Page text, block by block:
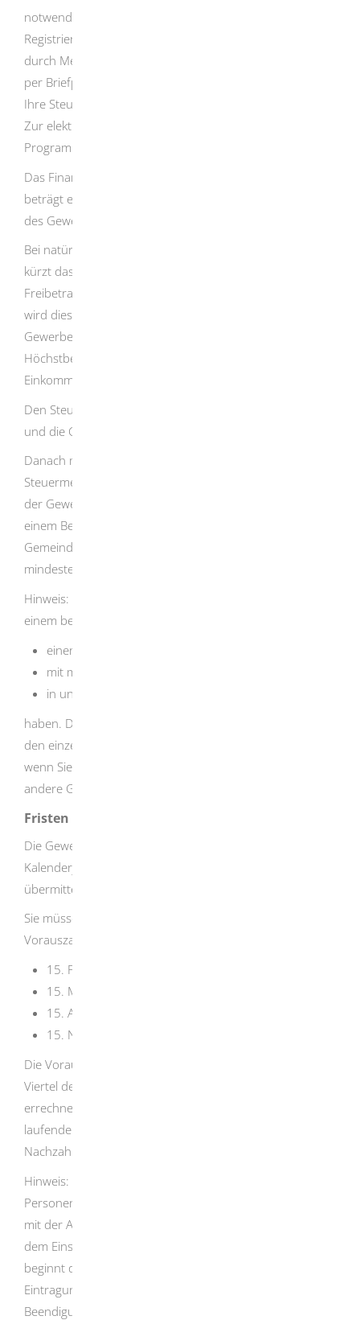
notwendig (zum Beispiel Absenden der
Registrierungsdaten, Versenden einer Bestätigungs-Mail
durch Mein ELSTER, Versenden des Aktivierungscodes
per Briefpost). Registrieren Sie sich rechtzeitig, damit Sie
Ihre Steuererklärung fristgerecht übermitteln können.
Zur elektronischen Übermittlung steht Ihnen das
Programm Mein ELSTER kostenlos zur Verfügung.
Das Finanzamt berechnet den Steuermessbetrag. Dieser
beträgt einheitlich für alle Gewerbebetriebe 3,5 Prozent
des Gewerbeertrags.
Bei natürlichen Personen sowie Personengesellschaften
kürzt das Finanzamt den Gewerbeertrag vorher um den
Freibetrag in Höhe von 24.500 Euro. Darüber hinaus
wird diesen das 4-fache des
Gewerbesteuermessbetrages im Rahmen einer
Höchstbetragsberechnung steuermindernd auf die
Einkommensteuer angerechnet.
Den Steuermessbetrag übermittelt das Finanzamt an Sie
und die Gemeinde, in der Sie Ihren Betriebssitz haben.
Danach multipliziert die Gemeinde den ermittelten
Steuermessbetrag mit einem Hebesatz. Das Ergebnis ist
der Gewerbesteuerbetrag, der Ihnen gegenüber mit
einem Bescheid festgesetzt wird. Der Hebesatz ist von
Gemeinde zu Gemeinde unterschiedlich, beträgt jedoch
mindestens 200 Prozent.
Hinweis: Das Finanzamt teilt den Steuermessbetrag nach
einem bestimmten Verteilungsschlüssel auf, wenn Sie
einen Gewerbebetrieb
mit mehreren Niederlassungen
in unterschiedlichen Gemeinden
haben. Die Gewerbesteuer wird dann in Teilbeträgen von
den einzelnen Gemeinden erhoben. Das gleiche gilt,
wenn Sie Ihren Betrieb innerhalb eines Jahres in eine
andere Gemeinde verlegt haben.
Fristen
Die Gewerbesteuererklärung für das vorangegangene
Kalenderjahr müssen Sie jährlich bis zum 31. Juli
übermitteln.
Sie müssen vierteljährlich zu folgenden Terminen eine
Vorauszahlung auf die Gewerbesteuer leisten:
15. Februar
15. Mai
15. August
15. November
Die Vorauszahlungsrate pro Termin beträgt jeweils ein
Viertel der Steuer, die die Gemeinde für das letzte Jahr
errechnet hat. Bei der Gewerbesteuererklärung für das
laufende Jahr müssen Sie dementsprechend eine
Nachzahlung leisten oder Sie erhalten eine Gutschrift.
Hinweis: Bei Einzelunternehmen und
Personengesellschaften beginnt die Gewerbesteuerpflicht
mit der Aufnahme der werbenden Tätigkeit und endet mit
dem Einstellen des Betriebs. Bei Kapitalgesellschaften
beginnt die Gewerbesteuerpflicht regelmäßig mit der
Eintragung in das Handelsregister und endet erst mit der
Beendigung jeglicher Tätigkeit.